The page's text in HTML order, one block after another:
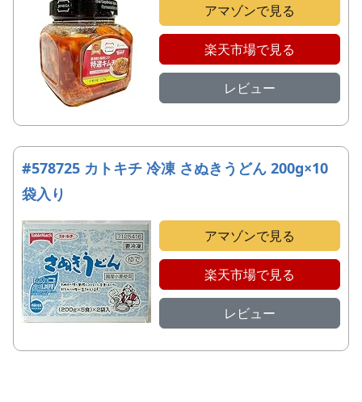
アマゾンで見る
楽天市場で見る
レビュー
#578725 カトキチ 冷凍 さぬきうどん 200g×10
袋入り
アマゾンで見る
楽天市場で見る
レビュー